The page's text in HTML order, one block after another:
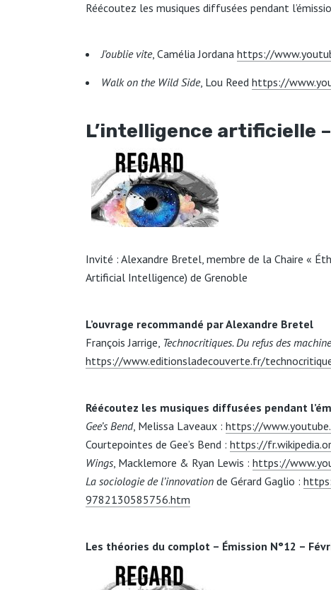
Réécoutez les musiques diffusées pendant
J’oublie vite, Camélia Jordana https://
Walk on the Wild Side, Lou Reed https://
L’intelligence artificielle
Invité : Alexandre Bretel, membre de la Chaire «
Artificial Intelligence) de Grenoble
L’ouvrage recommandé par Alexandre Bretel
François Jarrige, Technocritiques. Du refus des
https://www.editionsladecouverte.fr/
Réécoutez les musiques diffusées pendant
Gee’s Bend, Melissa Laveaux : https://
Courtepointes de Gee’s Bend : https://
Wings, Macklemore & Ryan Lewis : https://
La sociologie de l’innovation de Gérard Gaglio :
9782130585756.htm
Les théories du complot – Émission N°12 –